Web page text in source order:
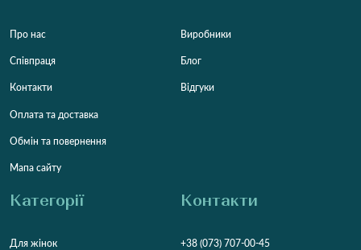
Про нас
Співпраця
Контакти
Оплата та доставка
Обмін та повернення
Мапа сайту
Виробники
Блог
Відгуки
Категорії
Для жінок
Контакти
+38 (073) 707-00-45